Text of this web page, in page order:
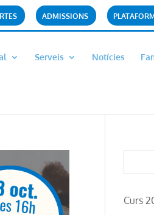
ADMISSIONS
Serveis Notícies
Curs